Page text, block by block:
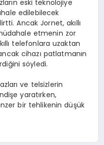
eski teknolojiye
edilebilecek
Ancak Jornet, akıllı
etmenin zor
telefonlara uzaktan
cihazı patlatmanın
söyledi.
ve telsizlerin
yaratırken,
bir tehlikenin düşük